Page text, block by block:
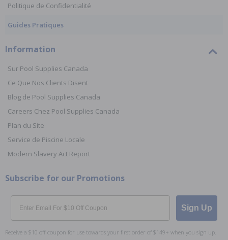
Politique de Confidentialité
Guides Pratiques
Information
Sur Pool Supplies Canada
Ce Que Nos Clients Disent
Blog de Pool Supplies Canada
Careers Chez Pool Supplies Canada
Plan du Site
Service de Piscine Locale
Modern Slavery Act Report
Subscribe for our Promotions
Email
Sign Up
Receive a $10 off coupon for use towards your first order of $149+ when you sign up.